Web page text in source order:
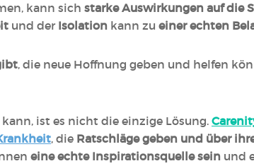
kann sich starke Auswirkungen auf die
und der Isolation kann zu einer echten
, die neue Hoffnung geben und helfen
ist es nicht die einzige Lösung.
, die Ratschläge geben und über
eine echte Inspirationsquelle sein und